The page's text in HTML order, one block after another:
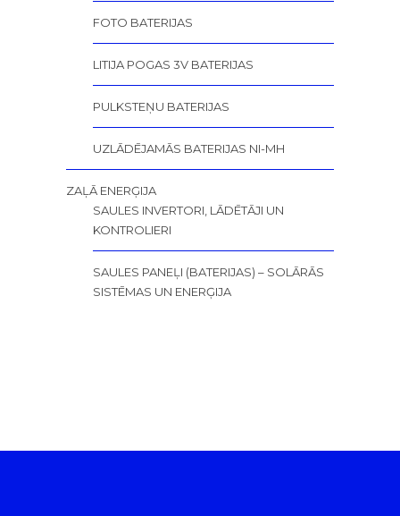
FOTO BATERIJAS
LITIJA POGAS 3V BATERIJAS
PULKSTEŅU BATERIJAS
UZLĀDĒJAMĀS BATERIJAS NI-MH
ZAĻĀ ENERĢIJA
SAULES INVERTORI, LĀDĒTĀJI UN
KONTROLIERI
SAULES PANEĻI (BATERIJAS) – SOLĀRĀS
SISTĒMAS UN ENERĢIJA